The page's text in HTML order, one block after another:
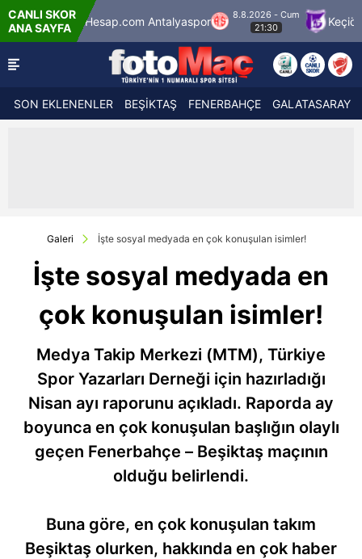
CANLI SKOR
ANA SAYFAAntalyaspor
8.8.2026 - Cum
21:30
Keçiörengücü Alagöz
SON EKLENENLER BEŞİKTAŞ FENERBAHÇE GALATASARAY
Galeri İşte sosyal medyada en çok konuşulan isimler!
İşte sosyal medyada en
çok konuşulan isimler!
Medya Takip Merkezi (MTM), Türkiye
Spor Yazarları Derneği için hazırladığı
Nisan ayı raporunu açıkladı. Raporda ay
boyunca en çok konuşulan başlığın olaylı
geçen Fenerbahçe – Beşiktaş maçının
olduğu belirlendi.
Buna göre, en çok konuşulan takım
Beşiktaş olurken, hakkında en çok haber